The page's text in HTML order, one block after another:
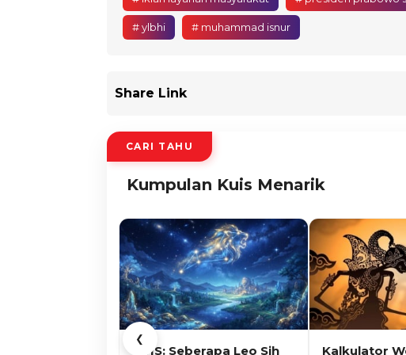
# ylbhi # muhammad isnur
Share Link
CARI TAHU
Kumpulan Kuis Menarik
❮
KUIS: Seberapa Leo Sih Kalkulator